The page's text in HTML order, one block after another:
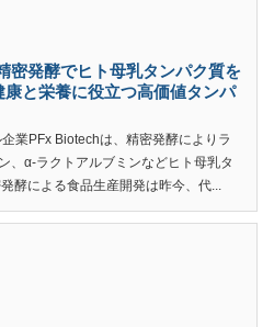
密発酵でヒト母乳タンパク質を
と栄養に役立つ高価値タンパ
業PFx Biotechは、精密発酵によりラ
、α-ラクトアルブミンなどヒト母乳タ
酵による食品生産開発は昨今、代...